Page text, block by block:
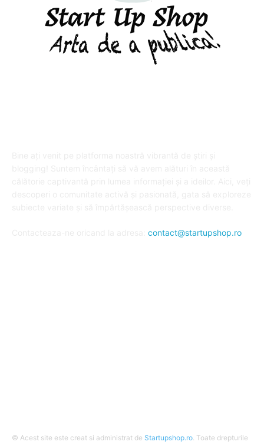
contact@startupshop.ro
© Acest site este creat si administrat de Startupshop.ro . Toate drepturile